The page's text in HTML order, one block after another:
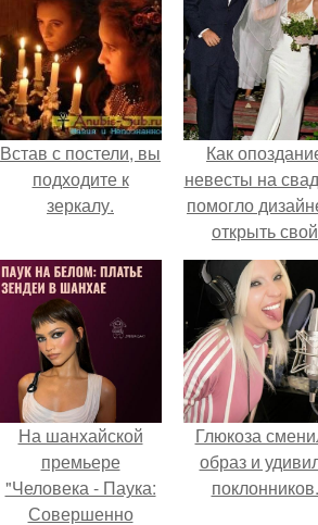
Встав с постели, вы
подходите к
зеркалу.
Как
невесты на
помогло
открыть свой
бренд.
На шанхайской
премьере
"Человека - Паука:
Совершенно
Глюкоза
образ и
поклонников.